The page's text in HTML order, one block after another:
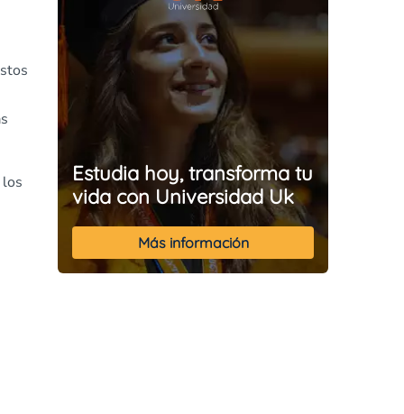
Estudia hoy, transforma tu
vida con Universidad Uk
Más información